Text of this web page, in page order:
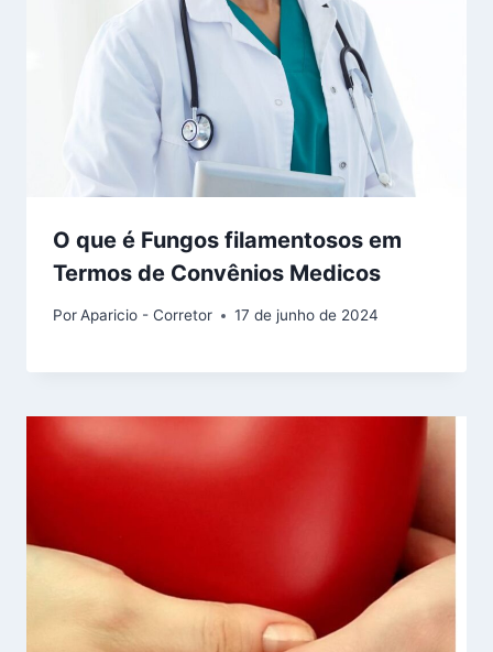
O que é Fungos filamentosos em
Termos de Convênios Medicos
PorAparicio - Corretor 17 de junho de 2024